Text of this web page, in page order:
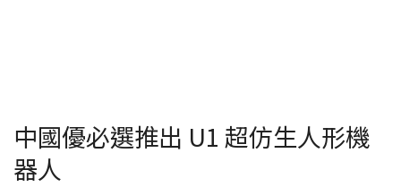
中國優必選推出 U1 超仿生人形機
器人